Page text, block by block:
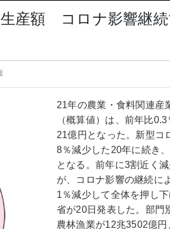
産額 コロナ影響継続
21年の農業・食料関連産
（概算値）は、前年比
21億円となった。新型コ
8％減少した20年に続き
となる。前年に3割近く
が、コロナ影響の継続に
1％減少して全体を押し
省が20日発表した。部門
農林漁業が12兆3502億円